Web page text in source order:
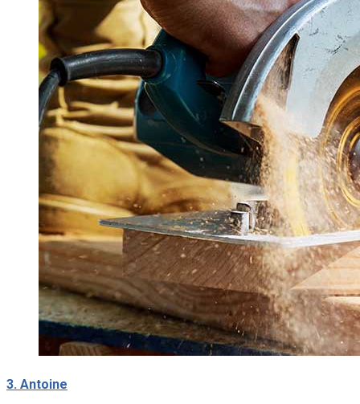
3. Antoine